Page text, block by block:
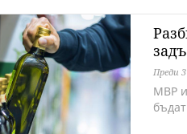
Преди
МВР